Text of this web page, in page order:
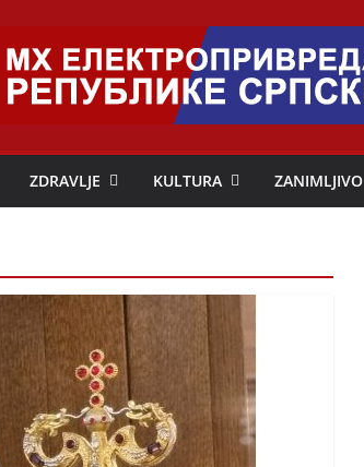
ZDRAVLJE KULTURA ZANIMLJIVO